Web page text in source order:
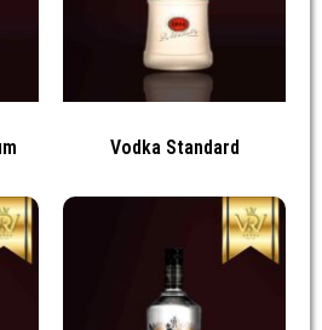
Vodka Standard